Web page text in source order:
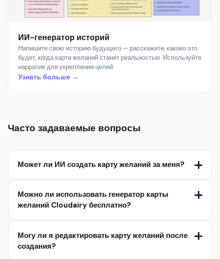
ИИ-генератор историй
Напишите свою историю будущего — расскажите, каково это
будет, когда карта желаний станет реальностью. Используйте
нарратив для укрепления целей.
Узнать больше →
Часто задаваемые вопросы
Может ли ИИ создать карту желаний за меня?
Можно ли использовать генератор карты
желаний Cloudairy бесплатно?
Могу ли я редактировать карту желаний после
создания?